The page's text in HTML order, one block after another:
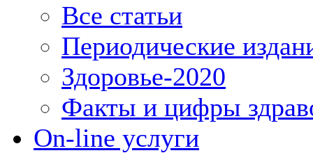
Все статьи
Периодические
Здоровье-2020
Факты и цифры
On-line услуги